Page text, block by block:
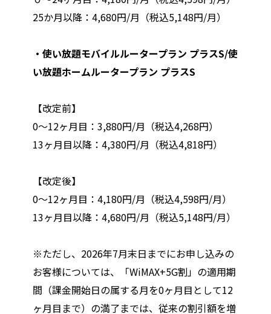
25か月以降：4,680円/月（税込5,148円/月）
・使い放題モバイルルータープラン プラスS/使
い放題ホームルータープラン プラスS
【改定前】
0～12ヶ月目：3,880円/月（税込4,268円）
13ヶ月目以降：4,380円/月（税込4,818円）
【改定後】
0～12ヶ月目：4,180円/月（税込4,598円/月）
13ヶ月目以降：4,680円/月（税込5,148円/月）
※ただし、2026年7月末日までにお申し込みの
お客様については、「WiMAX+5G割」の適用期
間（課金開始日の属する月を0ヶ月目として12
ヶ月目まで）の満了までは、従来の割引額を増